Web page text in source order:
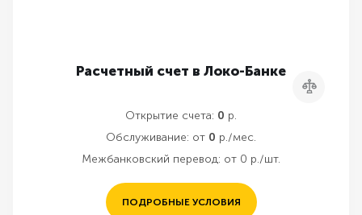
Расчетный счет в Локо-Банке
Сравнить
Открытие счета: 0 р.
Обслуживание: от 0 р./мес.
Межбанковский перевод: от 0 р./шт.
ПОДРОБНЫЕ УСЛОВИЯ